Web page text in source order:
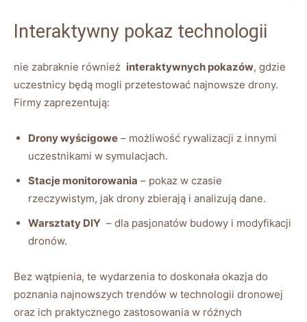
Interaktywny pokaz technologii
nie zabraknie‍ również ⁤ interaktywnych pokazów, ⁤gdzie
uczestnicy będą⁣ mogli przetestować najnowsze drony.
Firmy zaprezentują:
Drony wyścigowe – możliwość ​rywalizacji z innymi
uczestnikami⁣ w ‍symulacjach.
Stacje monitorowania – pokaz w czasie
rzeczywistym, jak drony zbierają i analizują dane.
Warsztaty⁢ DIY ‌ – dla pasjonatów budowy i modyfikacji
dronów.
Bez wątpienia, te wydarzenia to ⁣doskonała okazja‍ do
poznania najnowszych trendów w technologii ⁤dronowej‍
oraz ich praktycznego zastosowania w różnych